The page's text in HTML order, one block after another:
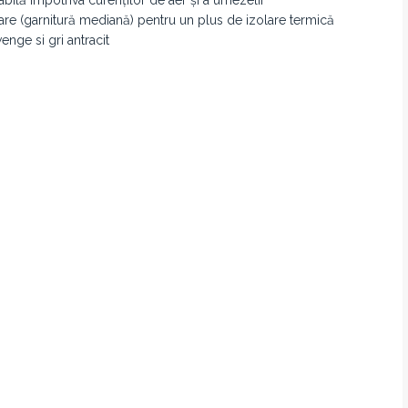
(garnitură mediană) pentru un plus de izolare termică
si gri antracit